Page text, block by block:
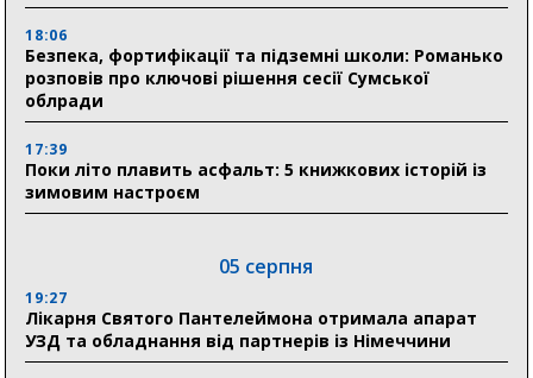
18:06
Безпека, фортифікації та підземні школи: Романько
розповів про ключові рішення сесії Сумської
облради
17:39
Поки літо плавить асфальт: 5 книжкових історій із
зимовим настроєм
05 серпня
19:27
Лікарня Святого Пантелеймона отримала апарат
УЗД та обладнання від партнерів із Німеччини